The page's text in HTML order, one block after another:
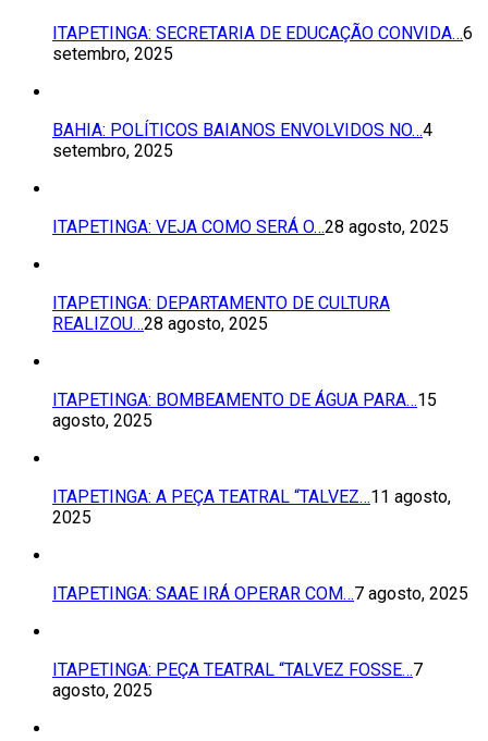
ITAPETINGA: SECRETARIA DE EDUCAÇÃO CONVIDA…6
setembro, 2025
BAHIA: POLÍTICOS BAIANOS ENVOLVIDOS NO…4
setembro, 2025
ITAPETINGA: VEJA COMO SERÁ O…28 agosto, 2025
ITAPETINGA: DEPARTAMENTO DE CULTURA
REALIZOU…28 agosto, 2025
ITAPETINGA: BOMBEAMENTO DE ÁGUA PARA…15
agosto, 2025
ITAPETINGA: A PEÇA TEATRAL “TALVEZ…11 agosto,
2025
ITAPETINGA: SAAE IRÁ OPERAR COM…7 agosto, 2025
ITAPETINGA: PEÇA TEATRAL “TALVEZ FOSSE…7
agosto, 2025